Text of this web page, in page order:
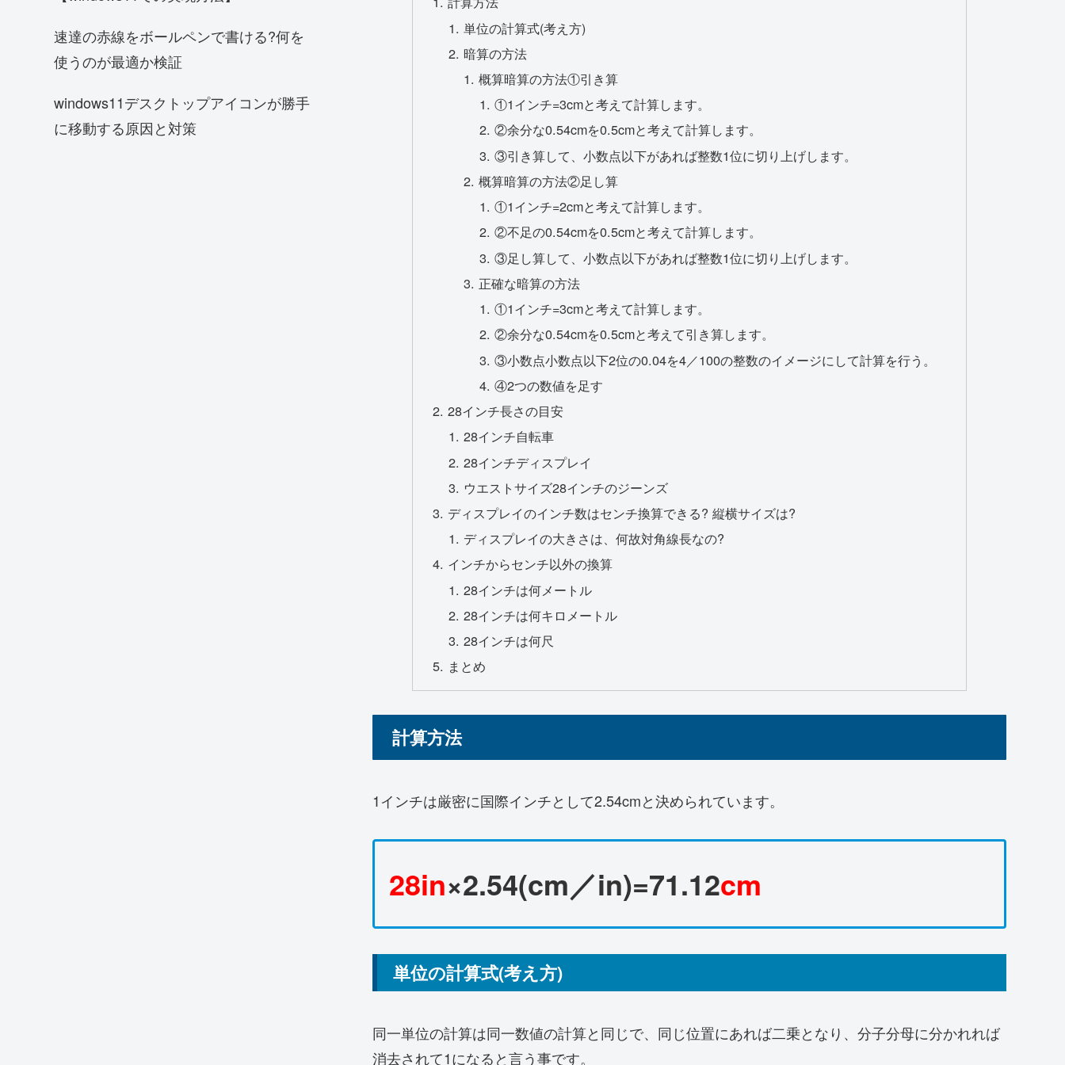
単位の計算式(考え方)
暗算の方法
概算暗算の方法①引き算
①1インチ=3cmと考えて計算します。
②余分な0.54cmを0.5cmと考えて計算します。
③引き算して、小数点以下があれば整数1位に切り上げします。
概算暗算の方法②足し算
①1インチ=2cmと考えて計算します。
②不足の0.54cmを0.5cmと考えて計算します。
③足し算して、小数点以下があれば整数1位に切り上げします。
正確な暗算の方法
①1インチ=3cmと考えて計算します。
②余分な0.54cmを0.5cmと考えて引き算します。
③小数点小数点以下2位の0.04を4／100の整数のイメージにして計算を行う。
④2つの数値を足す
28インチ長さの目安
28インチ自転車
28インチディスプレイ
ウエストサイズ28インチのジーンズ
ディスプレイのインチ数はセンチ換算できる? 縦横サイズは?
ディスプレイの大きさは、何故対角線長なの?
インチからセンチ以外の換算
28インチは何メートル
28インチは何キロメートル
28インチは何尺
まとめ
計算方法
1インチは厳密に国際インチとして2.54cmと決められています。
28in×2.54(cm／in)=71.12cm
単位の計算式(考え方)
同一単位の計算は同一数値の計算と同じで、同じ位置にあれば二乗となり、分子分母に分かれれば
消去されて1になると言う事です。
速達の赤線をボールペンで書ける?何を
使うのが最適か検証
windows11デスクトップアイコンが勝手
に移動する原因と対策